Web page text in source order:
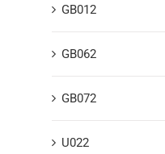
GB012
GB062
GB072
U022